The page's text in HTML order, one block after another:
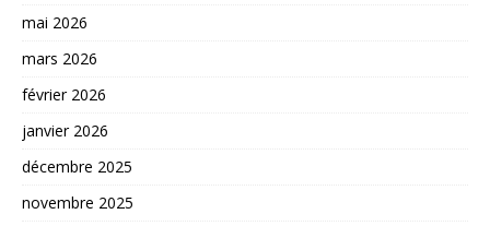
mai 2026
mars 2026
février 2026
janvier 2026
décembre 2025
novembre 2025